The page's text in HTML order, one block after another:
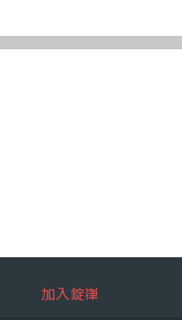
如：台端得自由選擇
加入錠嵂